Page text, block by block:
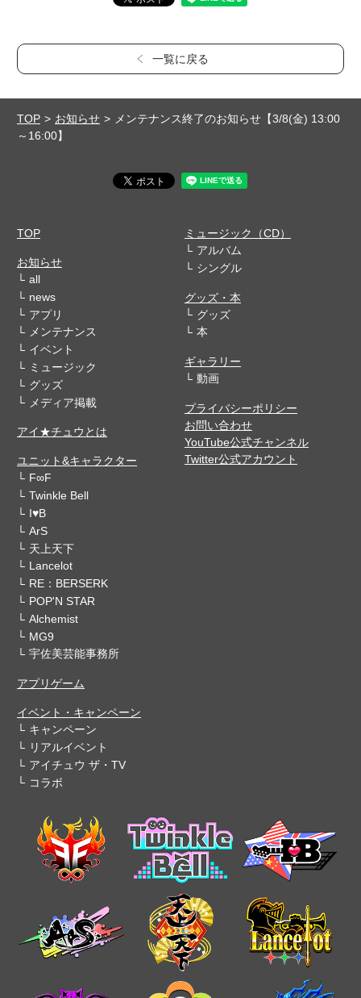
一覧に戻る
TOP お知らせ
メンテナンス終了のお知らせ【3/8(金) 13:00
～16:00】
TOP
お知らせ
all
news
アプリ
メンテナンス
イベント
ミュージック
グッズ
メディア掲載
アイ★チュウとは
ユニット&キャラクター
F∞F
Twinkle Bell
I♥B
ArS
天上天下
Lancelot
RE：BERSERK
POP'N STAR
Alchemist
MG9
宇佐美芸能事務所
アプリゲーム
イベント・キャンペーン
キャンペーン
リアルイベント
アイチュウ ザ・TV
コラボ
ミュージック（CD）
アルバム
シングル
グッズ・本
グッズ
本
ギャラリー
動画
プライバシーポリシー
お問い合わせ
YouTube公式チャンネル
Twitter公式アカウント